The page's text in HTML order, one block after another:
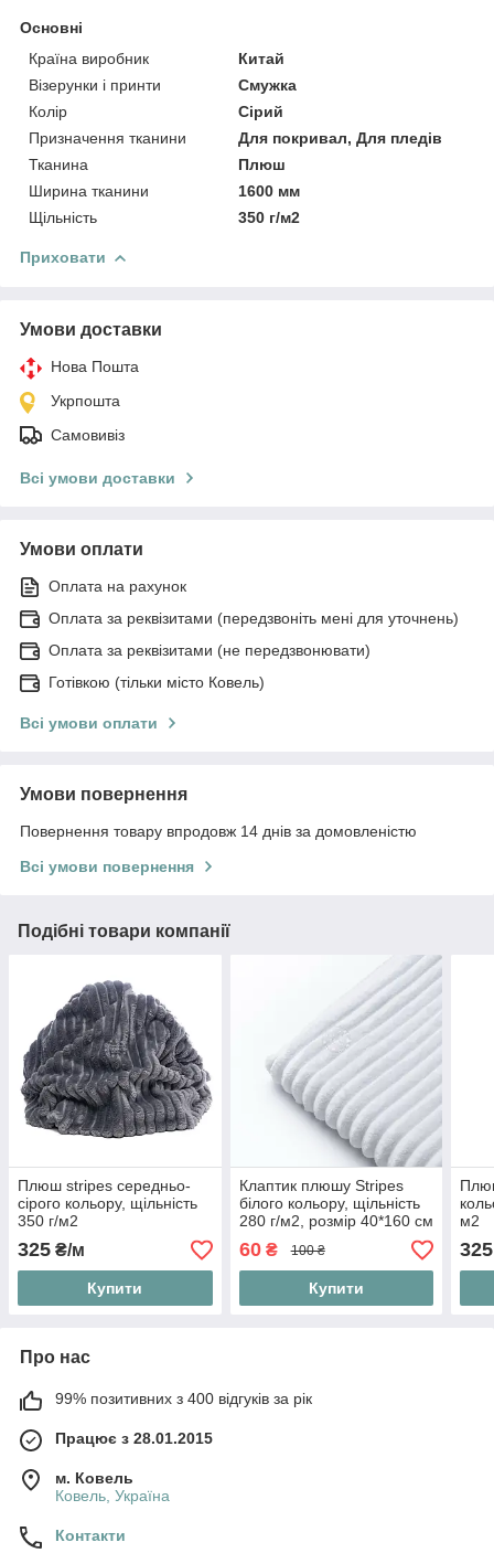
Основні
Країна виробник
Китай
Візерунки і принти
Смужка
Колір
Сірий
Призначення тканини
Для покривал, Для пледів
Тканина
Плюш
Ширина тканини
1600 мм
Щільність
350 г/м2
Приховати
Умови доставки
Нова Пошта
Укрпошта
Самовивіз
Всі умови доставки
Умови оплати
Оплата на рахунок
Оплата за реквізитами (передзвоніть мені для уточнень)
Оплата за реквізитами (не передзвонювати)
Готівкою (тільки місто Ковель)
Всі умови оплати
Умови повернення
Повернення товару впродовж 14 днів за домовленістю
Всі умови повернення
Подібні товари компанії
Плюш stripes середньо-
сірого кольору, щільність
350 г/м2
325 ₴/м
Купити
Клаптик плюшу Stripes
білого кольору, щільність
280 г/м2, розмір 40*160 см
60₴ 100 ₴
Купити
м2
325
Про нас
99% позитивних з 400 відгуків за рік
Працює з 28.01.2015
м. Ковель
Ковель, Україна
Контакти